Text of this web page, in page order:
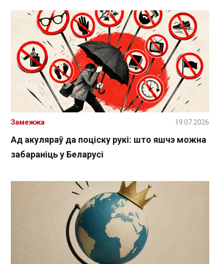
Ад акуляраў да поціску рукі: што яшчэ можна
забараніць у Беларусі
Замежжа 19.07.2026